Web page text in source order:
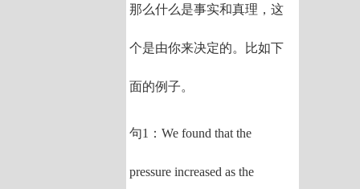
那么什么是事实和真理，这
个是由你来决定的。比如下
面的例子。
句1：We found that the
pressure increased as the